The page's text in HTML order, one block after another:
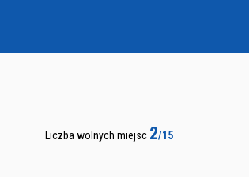
Liczba wolnych miejsc 2/15